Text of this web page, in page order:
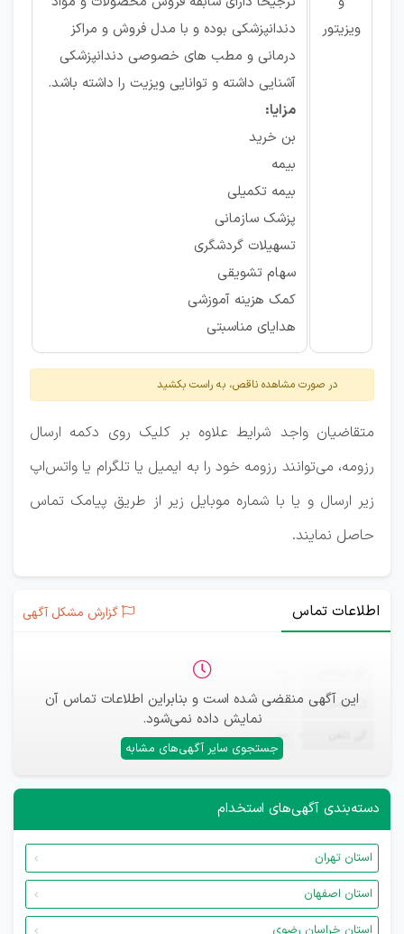
ویزیتور
دندانپزشکی بوده و با مدل فروش و مراکز
درمانی و مطب های خصوصی دندانپزشکی
آشنایی داشته و توانایی ویزیت را داشته باشد.
مزایا:
بن خرید
بیمه
بیمه تکمیلی
پزشک سازمانی
تسهیلات گردشگری
سهام تشویقی
کمک هزینه آموزشی
هدایای مناسبتی
در صورت مشاهده ناقص، به راست بکشید
متقاضیان واجد شرایط علاوه بر کلیک روی دکمه ارسال
رزومه، می‌توانند رزومه خود را به ایمیل یا تلگرام یا واتس‌اپ
زیر ارسال و یا با شماره موبایل زیر از طریق پیامک تماس
حاصل نمایند.
اطلاعات تماس گزارش مشکل آگهی
این آگهی منقضی شده است و بنابراین اطلاعات تماس آن
نمایش داده نمی‌شود.
جستجوی سایر آگهی‌های مشابه
ایمیل —
—
دسته‌بندی آگهی‌های استخدام
استان تهران
استان اصفهان
استان خراسان رضوی